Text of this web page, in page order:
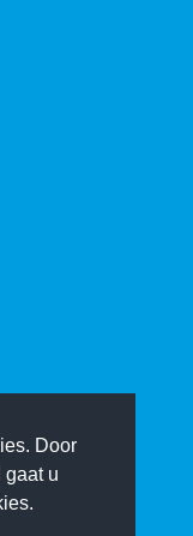
Door
gaat u